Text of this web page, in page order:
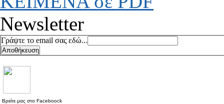
Newsletter
Γράψτε το email σας εδώ...
Βρείτε μας στο Faceboock